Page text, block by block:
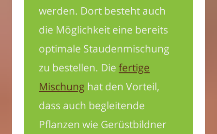
werden. Dort besteht auch
die Möglichkeit eine bereits
optimale Staudenmischung
zu bestellen. Die fertige
Mischung hat den Vorteil,
dass auch begleitende
Pflanzen wie Gerüstbildner